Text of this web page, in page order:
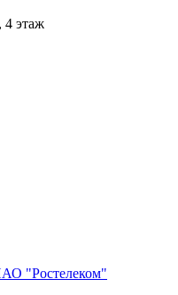
4 этаж
"Ростелеком"